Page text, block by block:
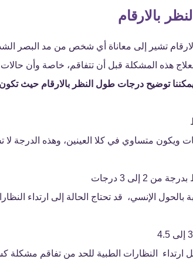
بالارقام
تشير إلى معاناة أي شخص من مد البصر
هذه المشكلة قبل أن تتفاقم، خاصة وأن حالات
توضيح درجات طول النظر بالارقام حيث تكون
2 إلى 3 درجات
بالحول الإنسي، قد تحتاج الحالة إلى ارتداء
ارتداء النظارات الطبية للحد من تفاقم